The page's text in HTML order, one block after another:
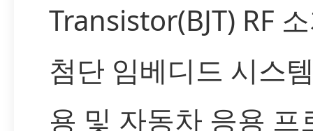
Transistor(BJT) RF
첨단 임베디드 시스
용 및 자동차 응용 프